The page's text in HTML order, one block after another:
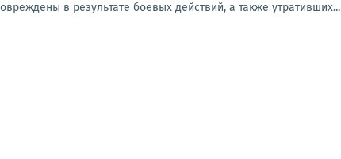
в результате боевых действий, а также утративших...